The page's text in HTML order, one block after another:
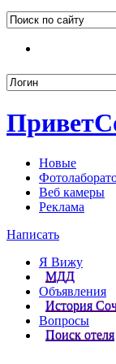
Привет
Новые
Веб камеры
Реклама
Написать
Я Вижу
МДД
Объявления
История
Вопросы
Поиск отеля